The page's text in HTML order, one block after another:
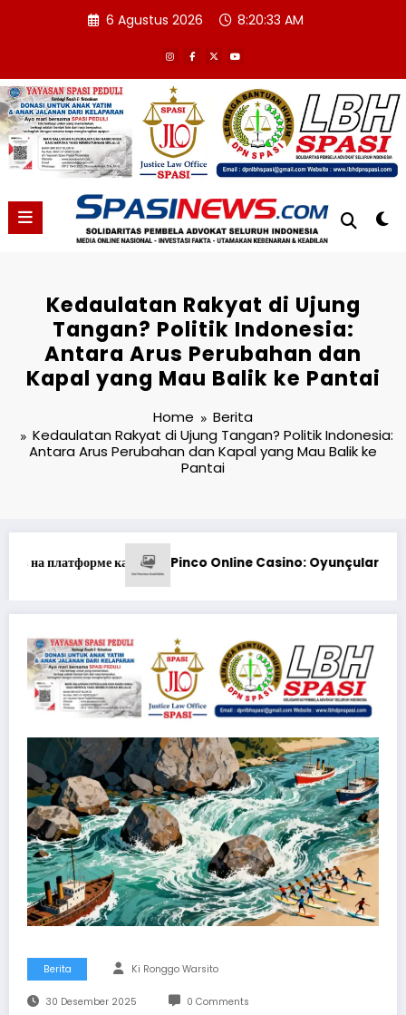
6 Agustus 2026 8:20:34 AM
Kedaulatan Rakyat di Ujung
Tangan? Politik Indonesia:
Antara Arus Perubahan dan
Kapal yang Mau Balik ke Pantai
Home
Berita
Kedaulatan Rakyat di Ujung Tangan? Politik Indonesia:
Antara Arus Perubahan dan Kapal yang Mau Balik ke
Pantai
Nələr Gözlədiyi
*Pastikan Pekayanan Maksimal, Direksi Jasa Raharja
Berita Ki Ronggo Warsito
30 Desember 2025 0 Comments